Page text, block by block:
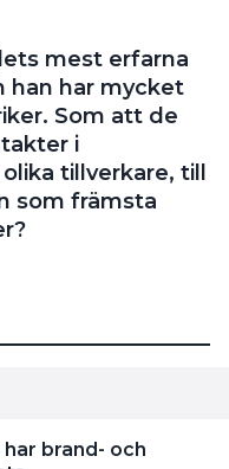
mest erfarna
han har mycket
Som att de
i
tillverkare, till
som främsta
brand- och